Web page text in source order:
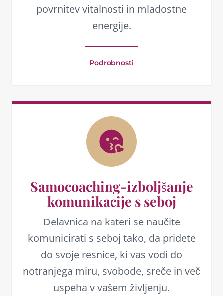
povrnitev vitalnosti in mladostne
energije.
Podrobnosti
Samocoaching-izboljšanje
komunikacije s seboj
Delavnica na kateri se naučite
komunicirati s seboj tako, da pridete
do svoje resnice, ki vas vodi do
notranjega miru, svobode, sreče in več
uspeha v vašem življenju.